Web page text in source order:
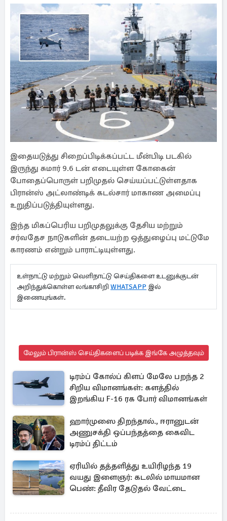
இதையடுத்து சிறைப்பிடிக்கப்பட்ட மீன்பிடி படகில்
இருந்து சுமார் 9.6 டன் எடையுள்ள கோகைன்
போதைப்பொருள் பறிமுதல் செய்யப்பட்டுள்ளதாக
பிரான்ஸ் அட்லாண்டிக் கடல்சார் மாகாண அமைப்பு
உறுதிப்படுத்தியுள்ளது.
இந்த மிகப்பெரிய பறிமுதலுக்கு தேசிய மற்றும்
சர்வதேச நாடுகளின் தடையற்ற ஒத்துழைப்பு மட்டுமே
காரணம் என்றும் பாராட்டியுள்ளது.
உள்நாட்டு மற்றும் வெளிநாட்டு செய்திகளை உடனுக்குடன்
அறிந்துக்கொள்ள லங்காசிறி WHATSAPP இல்
இணையுங்கள்.
மேலும் பிரான்ஸ் செய்திகளைப் படிக்க இங்கே அழுத்தவும்
டிரம்ப் கோல்ப் கிளப் மேலே பறந்த 2
சிறிய விமானங்கள்: களத்தில்
இறங்கிய F-16 ரக போர் விமானங்கள்
ஹார்முஸை திறந்தால்., ஈரானுடன்
அணுசக்தி ஒப்பந்தத்தை கைவிட
டிரம்ப் திட்டம்
ஏரியில் தத்தளித்து உயிரிழந்த 19
வயது இளைஞர்: கடலில் மாயமான
பெண்: தீவிர தேடுதல் வேட்டை